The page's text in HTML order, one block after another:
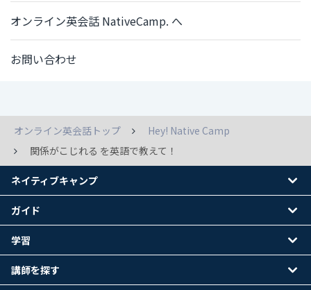
オンライン英会話 NativeCamp. へ
お問い合わせ
オンライン英会話トップ
Hey! Native Camp
関係がこじれる を英語で教えて！
ネイティブキャンプ
ガイド
学習
講師を探す